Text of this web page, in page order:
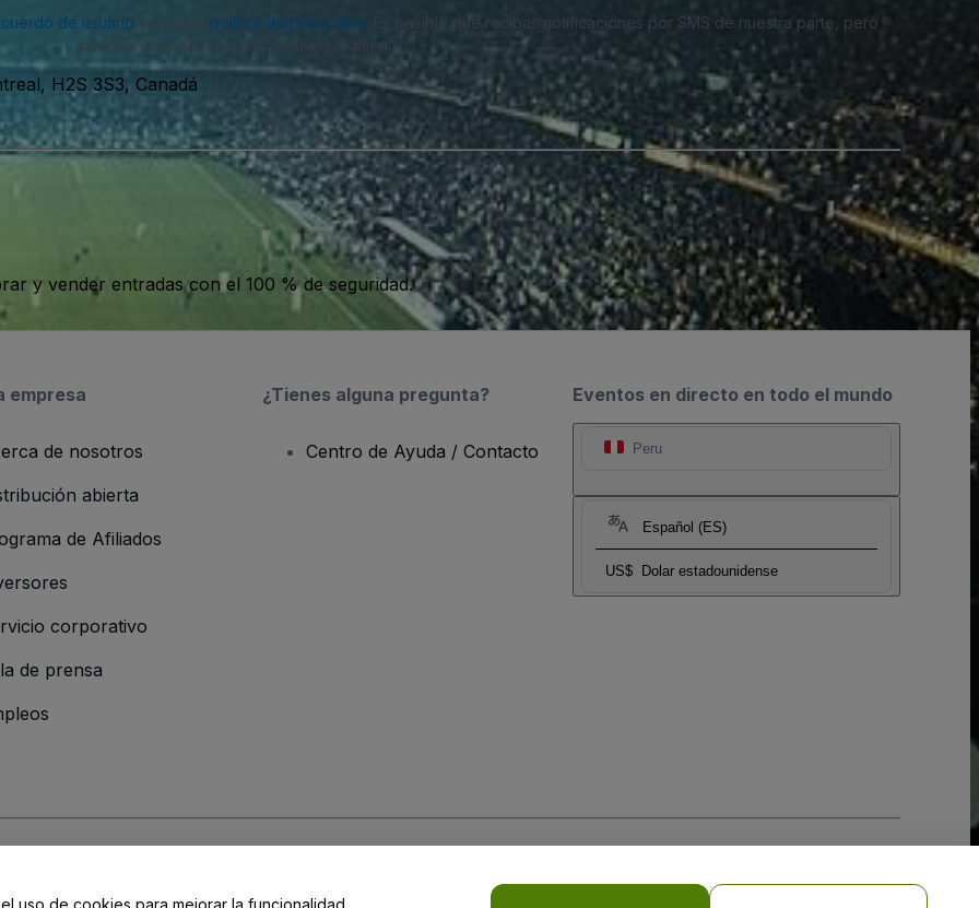
de usuario política de privacidad . Es posible que recibas notificaciones por SMS de nuestra parte, pero
puedes darte de baja en cualquier momento.
H2S 3S3, Canadá
y vender entradas con el 100 % de seguridad.
Eventos en directo en todo el mundo
Peru
Español (ES)
US$ Dolar estadounidense
empresa
de nosotros
abierta
de Afiliados
corporativo
de prensa
¿Tienes alguna pregunta?
Centro de Ayuda / Contacto
y de laPolítica de Privacidad para Móviles
uso de cookies para mejorar la funcionalidad